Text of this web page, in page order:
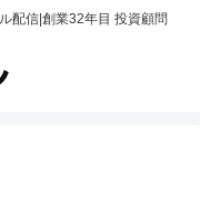
配信|創業32年目 投資顧問